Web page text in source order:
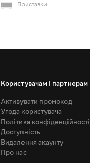
Приставки
Користувачам і партнерам
Активувати промокод
Угода користувача
Політика конфіденційності
Доступність
Видалення акаунту
Про нас